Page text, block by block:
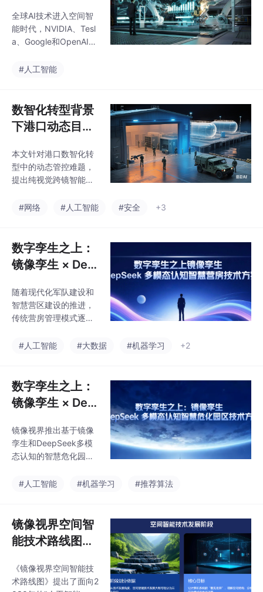
量，系统能实时追踪目
标轨迹并分析行为模
式，为智慧城市提供空
分为空间计算平台建
实施，将显著提升城市
治理能力，
o-Space 路线的
战略突破——对
la、OpenAI、G
体系，解析镜像
视界空间计算技
术优势
全球AI技术进入空间智
能时代，NVIDIA、Tesl
a、Google和OpenAI分
驾驶视觉、地理空间和
Pixel-to-Space空间反
演技术，通过视频直接
计算三维坐标，构建从
完整体系。该技术利用
多视角几何计算实现二
维到三维的转换，包含
应用于智慧城市、交
为
#人工智能
数智化转型背景
下港口动态目标
建与实践
本文针对港口数智化转
型中的动态管控难题，
提出纯视觉跨镜智能管
数字身份、拓扑预判追
全域连续感知和风险智
能预判。该体系100%复
用存量监控设备，构
置"闭环治理机制，有效
解决传统管控存在的感
知割裂、追踪断链、处
明，系统轨迹完整率达
升港
#网络 #人工智能 #安全 +3
数字孪生之上：
镜像孪生 × Dee
知智慧营房技术
方案
随着现代化军队建设和
智慧营区建设的推进，
传统营房管理模式逐渐
态势感知能力不足人员
控体系依赖人工经验视
频系统仅停留在“看
见”，缺乏空间智能能力
实现了场景可视化，但
仍然存在空间数据静态
化、行为分析碎片化、
题，难以支撑复杂环境
出“数字孪生之上”的镜
像孪生体系，并结合D
#人工智能 #大数据 #机器学习 +2
数字孪生之上：
镜像孪生 × Dee
知智慧危化园区
技术方案
镜像视界推出基于镜像
孪生和DeepSeek多模
态认知的智慧危化园区
控系统局限。该方案通
三维实时重构等核心技
术，实现人员无感定
位、行为轨迹建模和风
解-预测-决策"的闭环系
统。系统具备危险区域
#人工智能 #机器学习 #推荐算法
镜像视界空间智
能技术路线图
0“人工智能+空
《镜像视界空间智能技
术路线图》提出了面向2